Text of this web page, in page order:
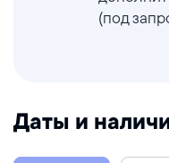
(под
Даты и